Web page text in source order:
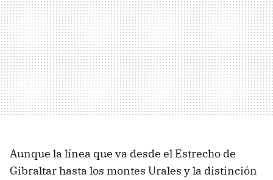
Aunque la línea que va desde el Estrecho de
Gibraltar hasta los montes Urales y la distinción